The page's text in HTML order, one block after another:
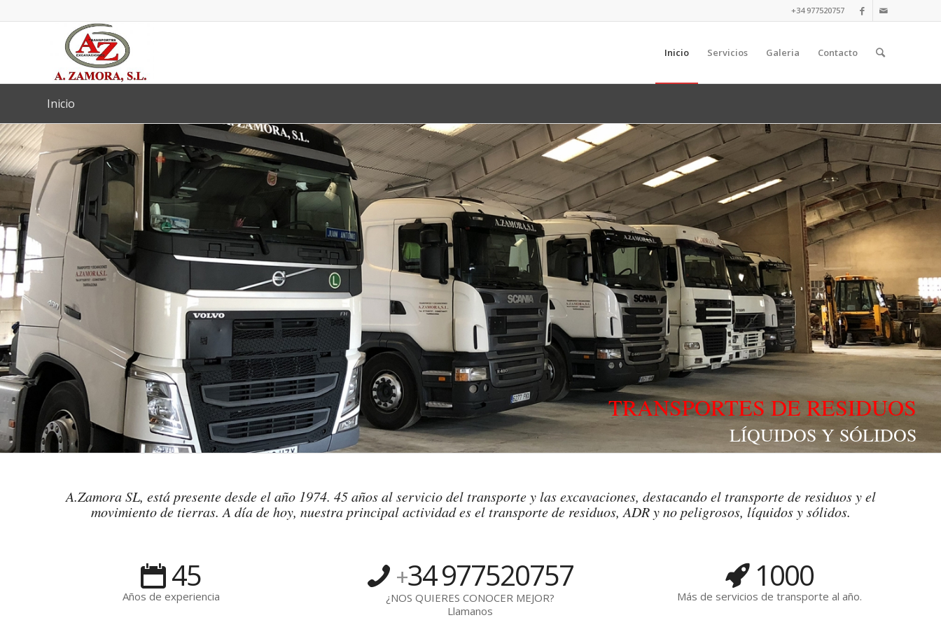
+34 977520757
Inicio Servicios Galeria Contacto
Inicio
TRANSPORTES DE RESIDUOS
LÍQUIDOS Y SÓLIDOS
A.Zamora SL, está presente desde el año 1974. 45 años al servicio del transporte y las excavaciones, destacando el transporte de residuos y el
movimiento de tierras. A día de hoy, nuestra principal actividad es el transporte de residuos, ADR y no peligrosos, líquidos y sólidos.
45
Años de experiencia
+34977520757
¿NOS QUIERES CONOCER MEJOR?
Llamanos
1000
Más de servicios de transporte al año.